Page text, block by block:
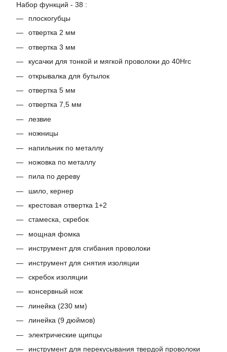
Набор функций - 38 :
плоскогубцы
отвертка 2 мм
отвертка 3 мм
кусачки для тонкой и мягкой проволоки до 40Hrc
открывалка для бутылок
отвертка 5 мм
отвертка 7,5 мм
лезвие
ножницы
напильник по металлу
ножовка по металлу
пила по дереву
шило, кернер
крестовая отвертка 1+2
стамеска, скребок
мощная фомка
инструмент для сгибания проволоки
инструмент для снятия изоляции
скребок изоляции
консервный нож
линейка (230 мм)
линейка (9 дюймов)
электрические щипцы
инструмент для перекусывания твердой проволоки